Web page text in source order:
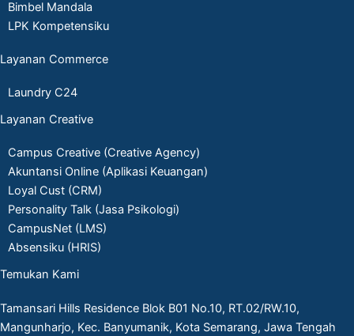
Bimbel Mandala
LPK Kompetensiku
Layanan Commerce
Laundry C24
Layanan Creative
Campus Creative (Creative Agency)
Akuntansi Online (Aplikasi Keuangan)
Loyal Cust (CRM)
Personality Talk (Jasa Psikologi)
CampusNet (LMS)
Absensiku (HRIS)
Temukan Kami
Tamansari Hills Residence Blok B01 No.10, RT.02/RW.10,
Mangunharjo, Kec. Banyumanik, Kota Semarang, Jawa Tengah